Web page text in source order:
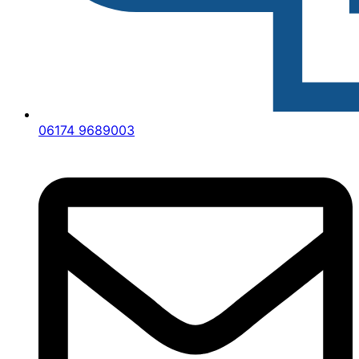
06174 9689003